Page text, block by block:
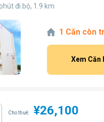
đi bộ, 1.9 km
1 Căn còn
Xem Căn
Cho thuê: ¥26,100